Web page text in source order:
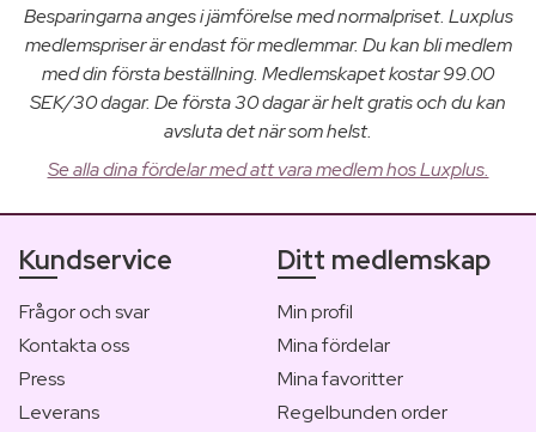
Besparingarna anges i jämförelse med normalpriset. Luxplus
medlemspriser är endast för medlemmar. Du kan bli medlem
med din första beställning. Medlemskapet kostar 99.00
SEK/30 dagar. De första 30 dagar är helt gratis och du kan
avsluta det när som helst.
Se alla dina fördelar med att vara medlem hos Luxplus.
Kundservice
Frågor och svar
Kontakta oss
Press
Leverans
Ditt medlemskap
Min profil
Mina fördelar
Mina favoritter
Regelbunden order